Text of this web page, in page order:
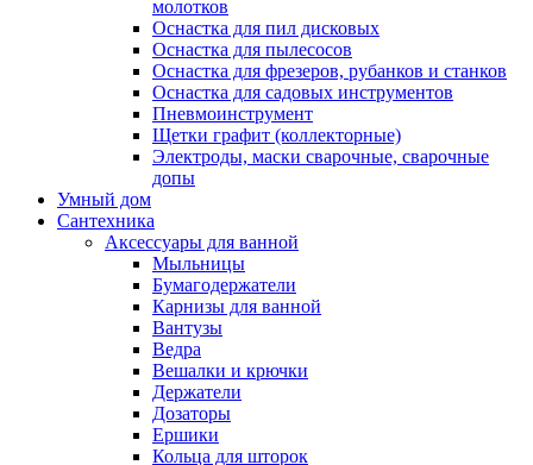
молотков
Оснастка для пил дисковых
Оснастка для пылесосов
Оснастка для фрезеров, рубанков и станков
Оснастка для садовых инструментов
Пневмоинструмент
Щетки графит (коллекторные)
Электроды, маски сварочные, сварочные
допы
Умный дом
Сантехника
Аксессуары для ванной
Мыльницы
Бумагодержатели
Карнизы для ванной
Вантузы
Ведра
Вешалки и крючки
Держатели
Дозаторы
Ершики
Кольца для шторок